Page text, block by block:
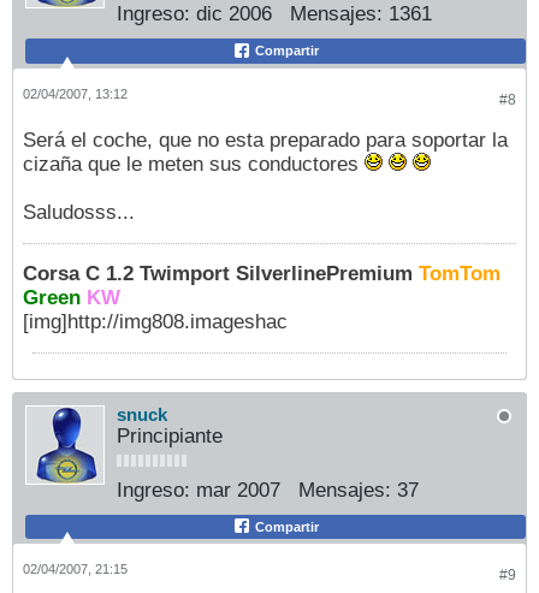
Ingreso: dic 2006 Mensajes: 1361
Compartir
#8
02/04/2007, 13:12
Será el coche, que no esta preparado para soportar la
cizaña que le meten sus conductores
Saludosss...
Corsa C 1.2 Twimport SilverlinePremium TomTom
Green KW
[img]http://img808.imageshac
snuck
Principiante
Ingreso: mar 2007 Mensajes: 37
Compartir
#9
02/04/2007, 21:15